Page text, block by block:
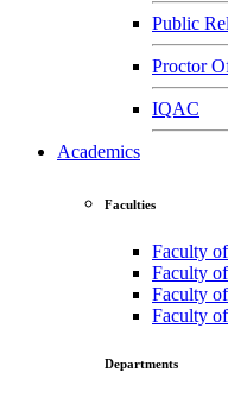
Public
Proctor
IQAC
Academics
Faculties
Faculty
Faculty
Faculty
Faculty
Departments